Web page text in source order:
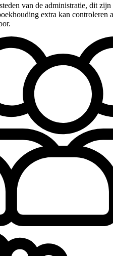
van de administratie, dit
extra kan